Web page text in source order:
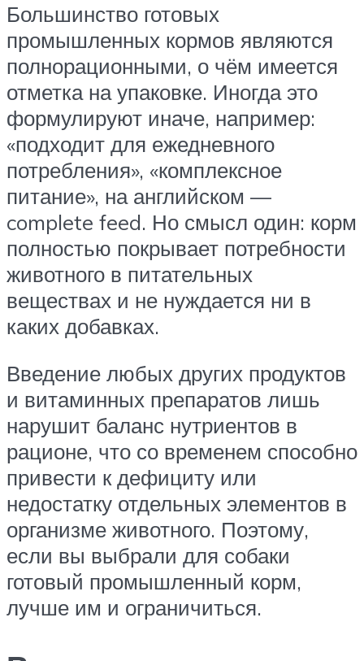
Большинство готовых
промышленных кормов являются
полнорационными, о чём имеется
отметка на упаковке. Иногда это
формулируют иначе, например:
«подходит для ежедневного
потребления», «комплексное
питание», на английском —
complete feed. Но смысл один: корм
полностью покрывает потребности
животного в питательных
веществах и не нуждается ни в
каких добавках.
Введение любых других продуктов
и витаминных препаратов лишь
нарушит баланс нутриентов в
рационе, что со временем способно
привести к дефициту или
недостатку отдельных элементов в
организме животного. Поэтому,
если вы выбрали для собаки
готовый промышленный корм,
лучше им и ограничиться.